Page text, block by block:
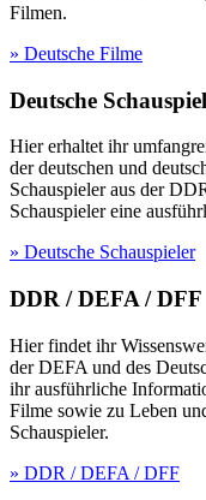
Filmen.
» Deutsche Filme
Deutsche
Hier erhaltet ihr
der deutschen und
Schauspieler aus der
Schauspieler eine
» Deutsche Schauspieler
DDR / DEFA / DFF
Hier findet ihr
der DEFA und des
ihr ausführliche
Filme sowie zu Leben
Schauspieler.
» DDR / DEFA / DFF